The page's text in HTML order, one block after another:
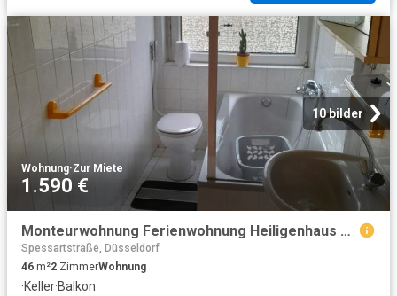
10 bilder
Wohnung·Zur Miete
1.590 €
Monteurwohnung Ferienwohnung Heiligenhaus Düsseldorf Essen
Spessartstraße, Düsseldorf
46 m²2 ZimmerWohnung
·Keller·Balkon